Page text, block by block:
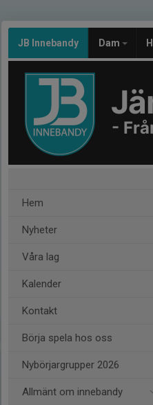
JB Innebandy Dam
-
Hem
Nyheter
Våra lag
Kalender
Kontakt
Börja spela hos oss
Nybörjargrupper 2026
Allmänt om innebandy